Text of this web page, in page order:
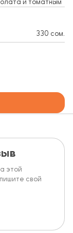
и томатным
330 сом.
этой
свой